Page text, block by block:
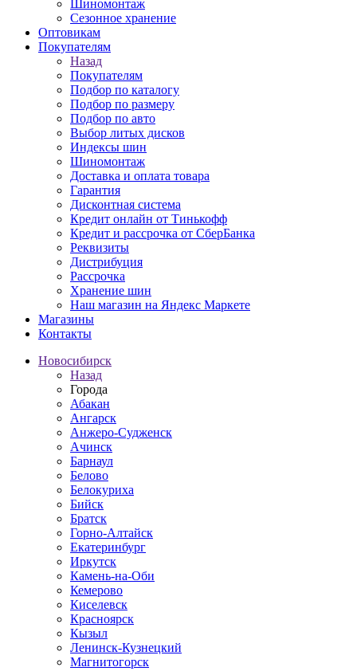
Шиномонтаж
Сезонное хранение
Оптовикам
Покупателям
Назад
Покупателям
Подбор по каталогу
Подбор по размеру
Подбор по авто
Выбор литых дисков
Индексы шин
Шиномонтаж
Доставка и оплата товара
Гарантия
Дисконтная система
Кредит онлайн от Тинькофф
Кредит и рассрочка от СберБанка
Реквизиты
Дистрибуция
Рассрочка
Хранение шин
Наш магазин на Яндекс Маркете
Магазины
Контакты
Новосибирск
Назад
Города
Абакан
Ангарск
Анжеро-Судженск
Ачинск
Барнаул
Белово
Белокуриха
Бийск
Братск
Горно-Алтайск
Екатеринбург
Иркутск
Камень-на-Оби
Кемерово
Киселевск
Красноярск
Кызыл
Ленинск-Кузнецкий
Магнитогорск